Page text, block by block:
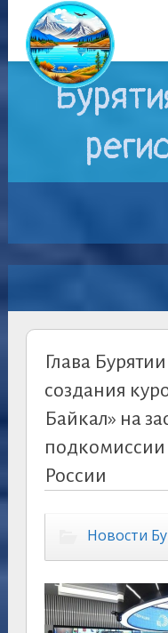
Глава
создания
Байкал» на
подкомиссии
России
Новости